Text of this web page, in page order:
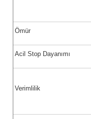
Ömür
Acil Stop Dayanımı
Verimlilik